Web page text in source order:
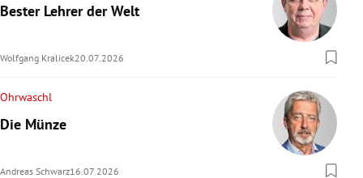
Bester Lehrer der Welt
Wolfgang Kralicek20.07.2026
Ohrwaschl
Die Münze
Andreas Schwarz16.07.2026